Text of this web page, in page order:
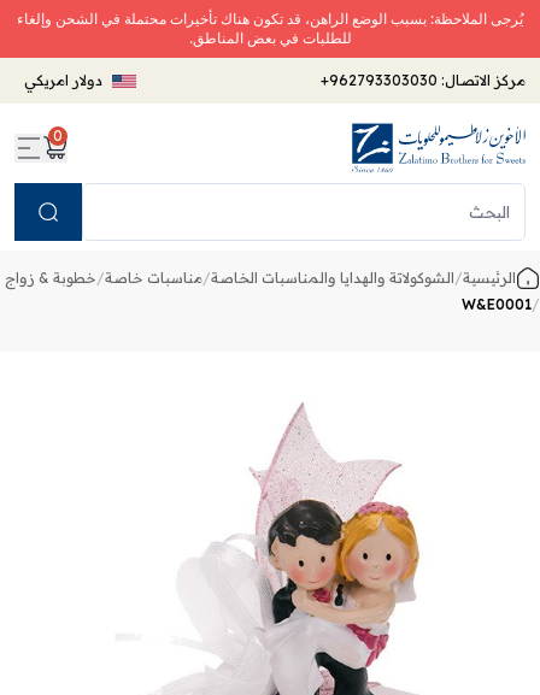
يُرجى الملاحظة: بسبب الوضع الراهن، قد تكون هناك تأخيرات محتملة في الشحن وإلغاء
للطلبات في بعض المناطق.
مركز الاتصال: +962793303030 دولار امريكي
0
الرئيسية/الشوكولاتة والهدايا والمناسبات الخاصة/مناسبات خاصة/خطوبة & زواج
/
W&E0001